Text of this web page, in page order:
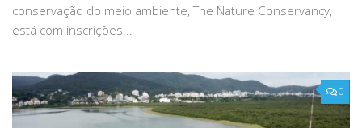
conservação do meio ambiente, The Nature Conservancy,
está com inscrições...
0